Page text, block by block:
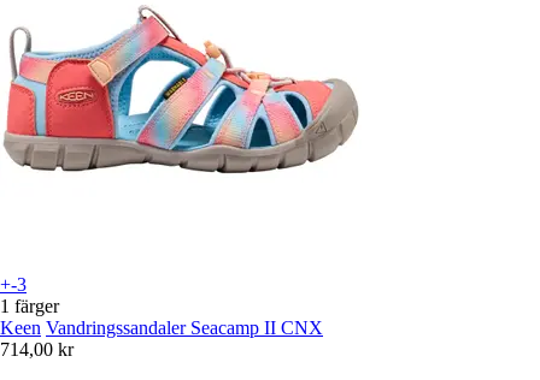
+-3
1 färger
Keen Vandringssandaler Seacamp II CNX
714,00 kr